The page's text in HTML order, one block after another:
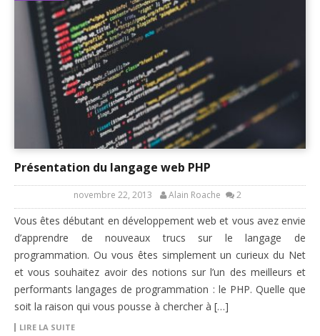
Présentation du langage web PHP
novembre 22, 2013 Alain Roache 2
Vous êtes débutant en développement web et vous avez envie
d’apprendre de nouveaux trucs sur le langage de
programmation. Ou vous êtes simplement un curieux du Net
et vous souhaitez avoir des notions sur l’un des meilleurs et
performants langages de programmation : le PHP. Quelle que
soit la raison qui vous pousse à chercher à […]
LIRE LA SUITE